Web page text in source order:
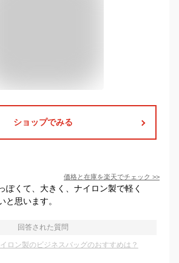
ショップでみる
価格と在庫を楽天でチェック >>
ぽくて、大きく、ナイロン製で軽く
と思います。
回答された質問
ロン製のビジネスバッグのおすすめは？